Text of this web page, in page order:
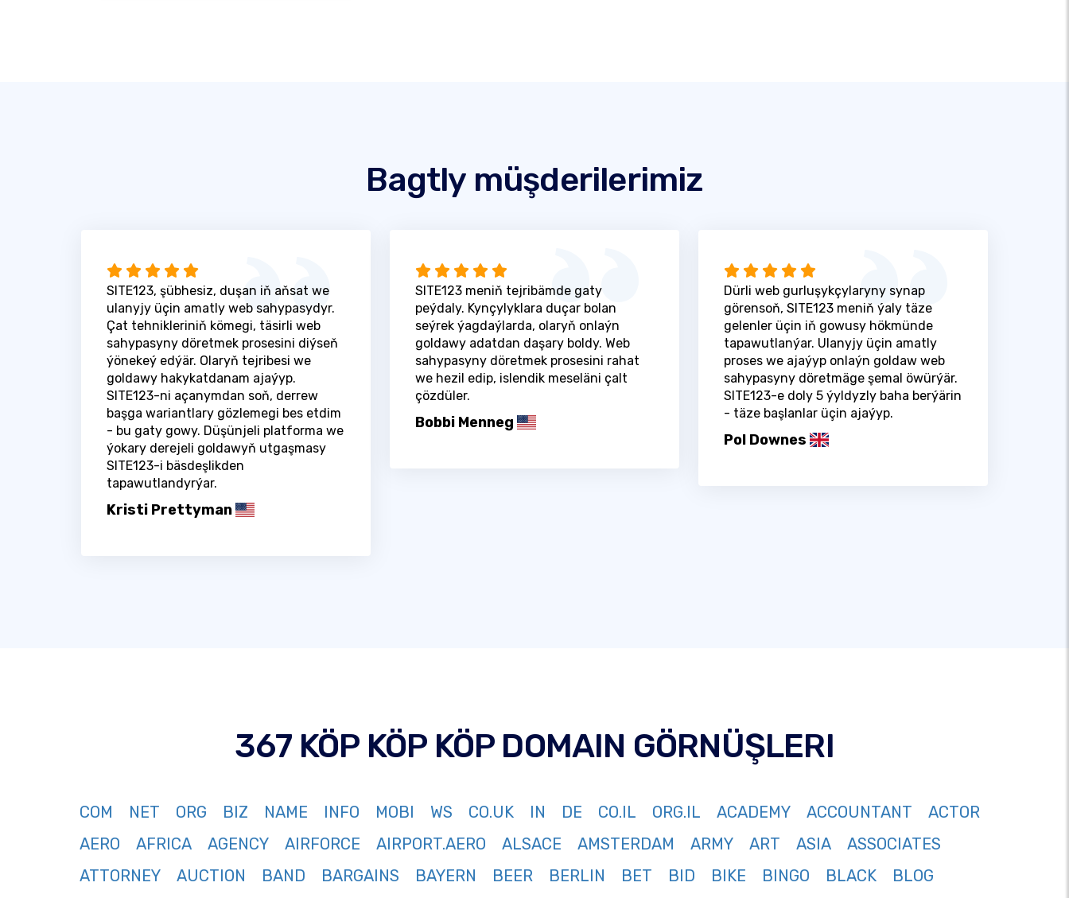
Bagtly müşderilerimiz
SITE123, şübhesiz, duşan iň aňsat we
ulanyjy üçin amatly web sahypasydyr.
Çat tehnikleriniň kömegi, täsirli web
sahypasyny döretmek prosesini diýseň
ýönekeý edýär. Olaryň tejribesi we
goldawy hakykatdanam ajaýyp.
SITE123-ni açanymdan soň, derrew
başga wariantlary gözlemegi bes etdim
- bu gaty gowy. Düşünjeli platforma we
ýokary derejeli goldawyň utgaşmasy
SITE123-i bäsdeşlikden
tapawutlandyrýar.
Kristi Prettyman
SITE123 meniň tejribämde gaty
peýdaly. Kynçylyklara duçar bolan
seýrek ýagdaýlarda, olaryň onlaýn
goldawy adatdan daşary boldy. Web
sahypasyny döretmek prosesini rahat
we hezil edip, islendik meseläni çalt
çözdüler.
Bobbi Menneg
Dürli web gurluşykçylaryny synap
görensoň, SITE123 meniň ýaly täze
gelenler üçin iň gowusy hökmünde
tapawutlanýar. Ulanyjy üçin amatly
proses we ajaýyp onlaýn goldaw web
sahypasyny döretmäge şemal öwürýär.
SITE123-e doly 5 ýyldyzly baha berýärin
- täze başlanlar üçin ajaýyp.
Pol Downes
367 KÖP KÖP KÖP DOMAIN GÖRNÜŞLERI
COM NET ORG BIZ NAME INFO MOBI WS CO.UK IN DE CO.IL ORG.IL ACADEMY ACCOUNTANT
ACTOR
AERO
AFRICA AGENCY AIRFORCE AIRPORT.AERO ALSACE AMSTERDAM ARMY ART ASIA
ASSOCIATES
ATTORNEY
AUCTION BAND BARGAINS BAYERN BEER BERLIN BET BID BIKE BINGO BLACK
BLOG